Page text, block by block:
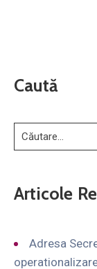
Caută
Articole
Adresa